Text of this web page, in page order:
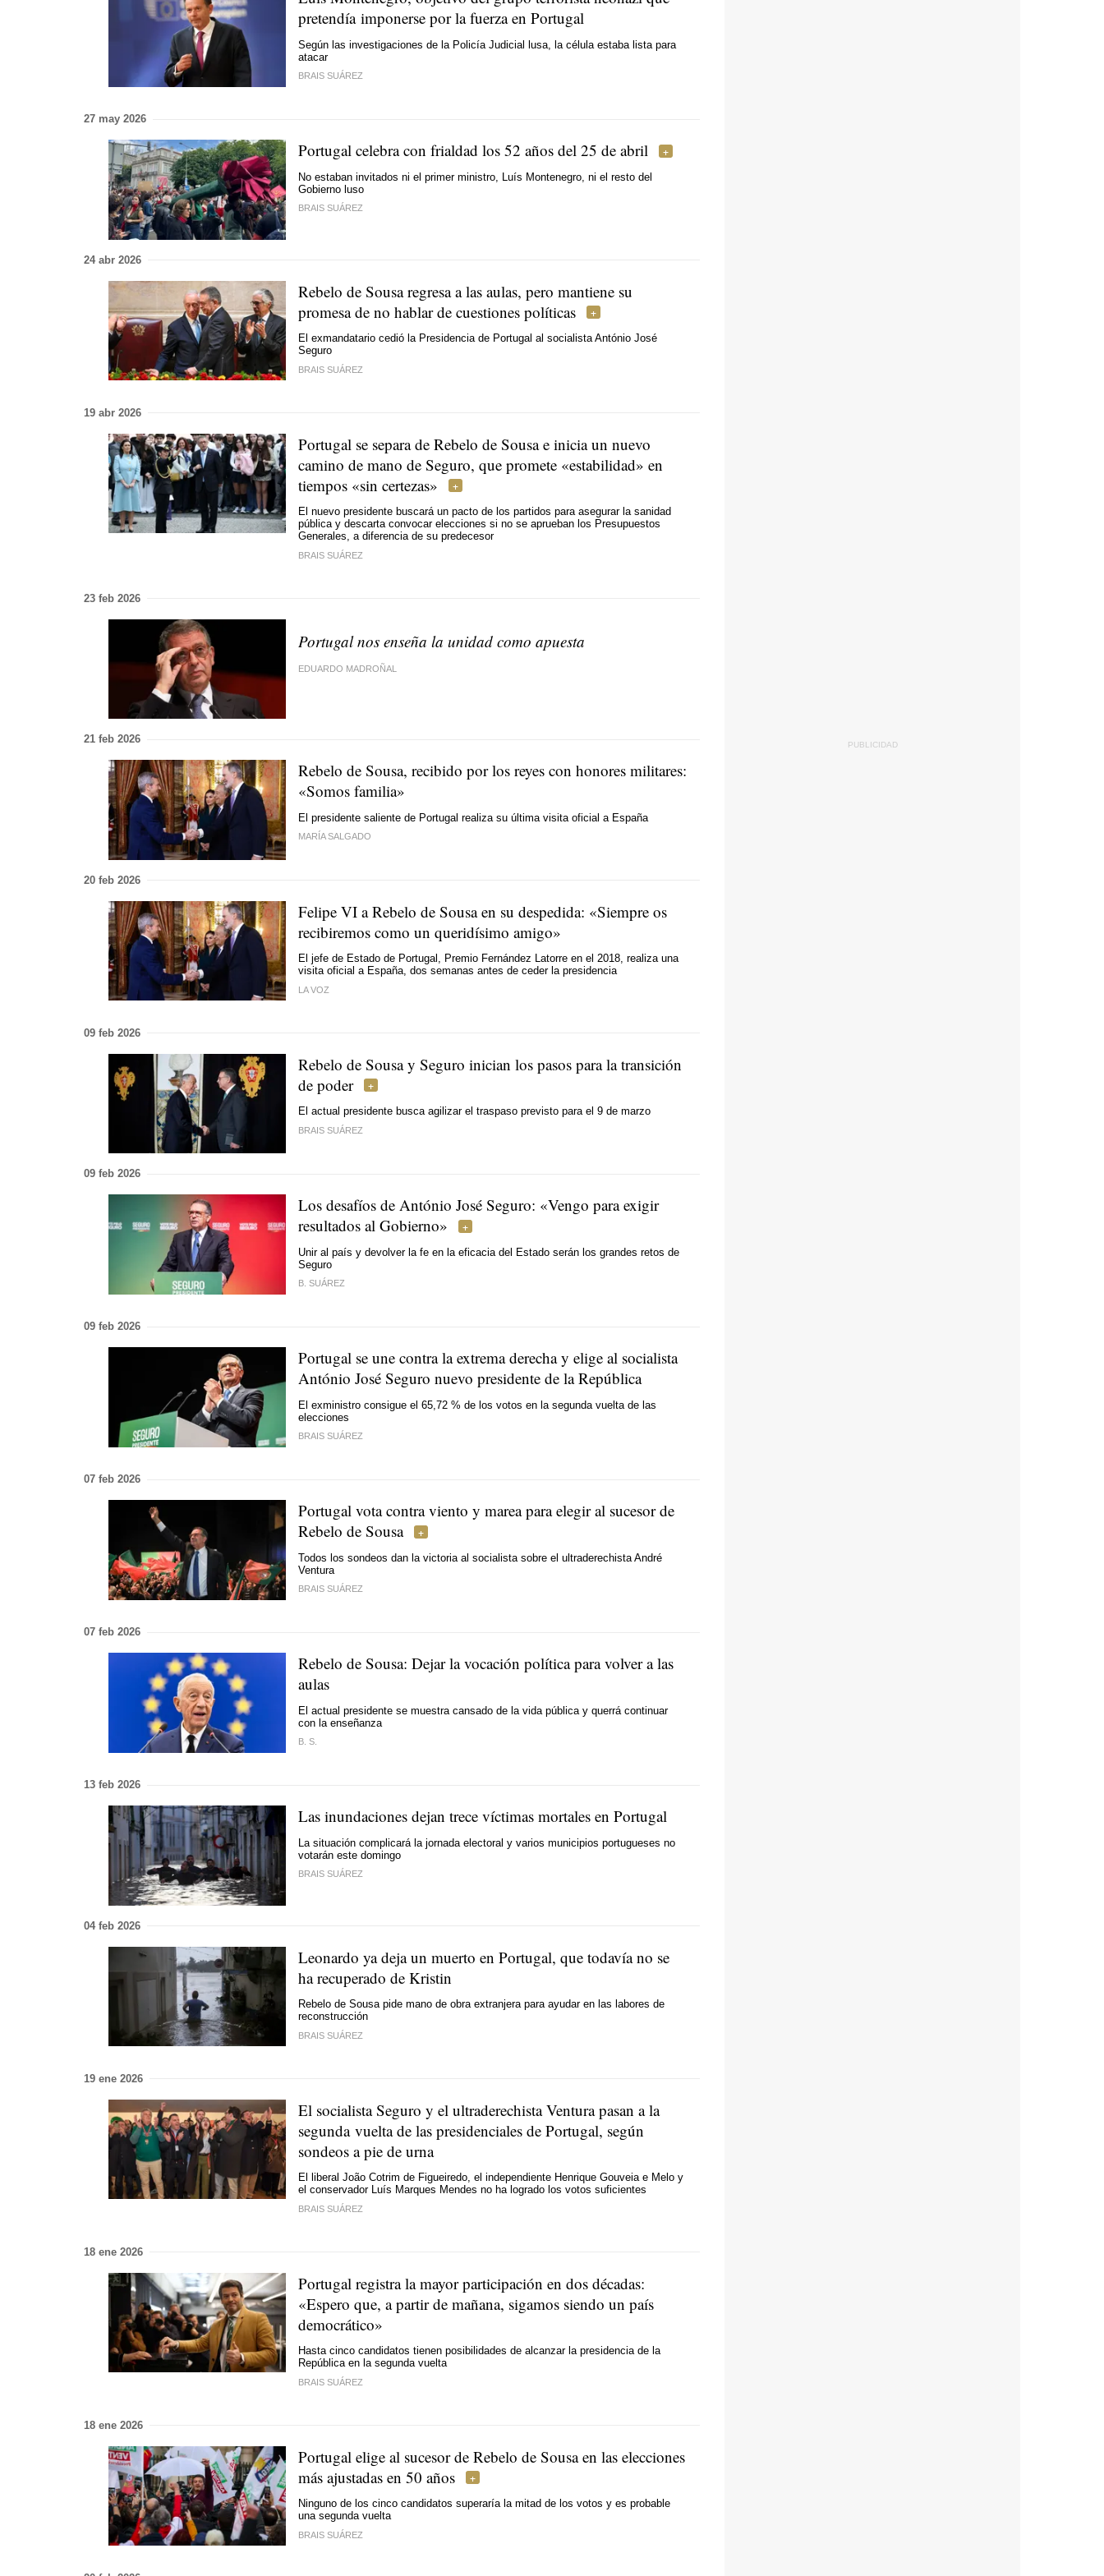
pretendía imponerse por la fuerza en Portugal
Según las investigaciones de la Policía Judicial lusa, la célula estaba lista para
atacar
BRAIS SUÁREZ
27 may 2026
Portugal celebra con frialdad los 52 años del 25 de abril
No estaban invitados ni el primer ministro, Luís Montenegro, ni el resto del
Gobierno luso
BRAIS SUÁREZ
24 abr 2026
Rebelo de Sousa regresa a las aulas, pero mantiene su
promesa de no hablar de cuestiones políticas
El exmandatario cedió la Presidencia de Portugal al socialista António José
Seguro
BRAIS SUÁREZ
19 abr 2026
Portugal se separa de Rebelo de Sousa e inicia un nuevo
camino de mano de Seguro, que promete «estabilidad» en
tiempos «sin certezas»
El nuevo presidente buscará un pacto de los partidos para asegurar la sanidad
pública y descarta convocar elecciones si no se aprueban los Presupuestos
Generales, a diferencia de su predecesor
BRAIS SUÁREZ
23 feb 2026
Portugal nos enseña la unidad como apuesta
EDUARDO MADROÑAL
21 feb 2026
Rebelo de Sousa, recibido por los reyes con honores militares:
«Somos familia»
El presidente saliente de Portugal realiza su última visita oficial a España
MARÍA SALGADO
20 feb 2026
Felipe VI a Rebelo de Sousa en su despedida: «Siempre os
recibiremos como un queridísimo amigo»
El jefe de Estado de Portugal, Premio Fernández Latorre en el 2018, realiza una
visita oficial a España, dos semanas antes de ceder la presidencia
LA VOZ
09 feb 2026
Rebelo de Sousa y Seguro inician los pasos para la transición
de poder
El actual presidente busca agilizar el traspaso previsto para el 9 de marzo
BRAIS SUÁREZ
09 feb 2026
Los desafíos de António José Seguro: «Vengo para exigir
resultados al Gobierno»
Unir al país y devolver la fe en la eficacia del Estado serán los grandes retos de
Seguro
B. SUÁREZ
09 feb 2026
Portugal se une contra la extrema derecha y elige al socialista
António José Seguro nuevo presidente de la República
El exministro consigue el 65,72 % de los votos en la segunda vuelta de las
elecciones
BRAIS SUÁREZ
07 feb 2026
Portugal vota contra viento y marea para elegir al sucesor de
Rebelo de Sousa
Todos los sondeos dan la victoria al socialista sobre el ultraderechista André
Ventura
BRAIS SUÁREZ
07 feb 2026
Rebelo de Sousa: Dejar la vocación política para volver a las
aulas
El actual presidente se muestra cansado de la vida pública y querrá continuar
con la enseñanza
B. S.
13 feb 2026
Las inundaciones dejan trece víctimas mortales en Portugal
La situación complicará la jornada electoral y varios municipios portugueses no
votarán este domingo
BRAIS SUÁREZ
04 feb 2026
Leonardo ya deja un muerto en Portugal, que todavía no se
ha recuperado de Kristin
Rebelo de Sousa pide mano de obra extranjera para ayudar en las labores de
reconstrucción
BRAIS SUÁREZ
19 ene 2026
El socialista Seguro y el ultraderechista Ventura pasan a la
segunda vuelta de las presidenciales de Portugal, según
sondeos a pie de urna
El liberal João Cotrim de Figueiredo, el independiente Henrique Gouveia e Melo y
el conservador Luís Marques Mendes no ha logrado los votos suficientes
BRAIS SUÁREZ
18 ene 2026
Portugal registra la mayor participación en dos décadas:
«Espero que, a partir de mañana, sigamos siendo un país
democrático»
Hasta cinco candidatos tienen posibilidades de alcanzar la presidencia de la
República en la segunda vuelta
BRAIS SUÁREZ
18 ene 2026
Portugal elige al sucesor de Rebelo de Sousa en las elecciones
más ajustadas en 50 años
Ninguno de los cinco candidatos superaría la mitad de los votos y es probable
una segunda vuelta
BRAIS SUÁREZ